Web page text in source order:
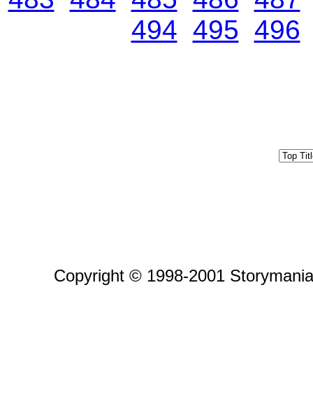
494 495 496
Copyright © 1998-2001